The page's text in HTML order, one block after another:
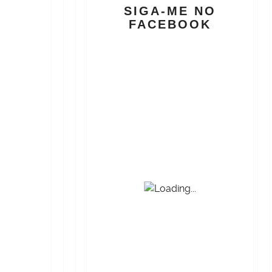
SIGA-ME NO
FACEBOOK